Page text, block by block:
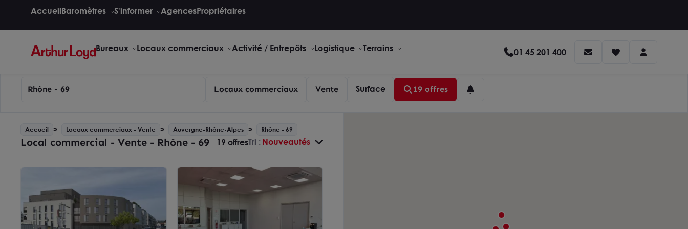
AccueilBaromètres S'informer AgencesPropriétaires
Bureaux Locaux commerciaux Activité / Entrepôts Logistique Terrains 01 45 201 400
Rhône - 69 Locaux commerciaux Vente Surface 19 offres
Accueil Locaux commerciaux - Vente Auvergne-Rhône-Alpes Rhône - 69
Local commercial - Vente - Rhône - 69 19 offresTri : Nouveautés